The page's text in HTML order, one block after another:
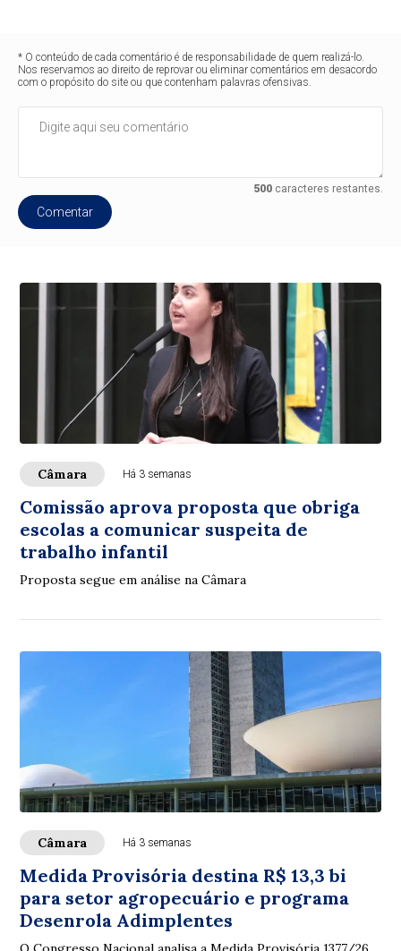
* O conteúdo de cada comentário é de responsabilidade de quem realizá-lo.
Nos reservamos ao direito de reprovar ou eliminar comentários em desacordo
com o propósito do site ou que contenham palavras ofensivas.
500caracteres restantes.
Comentar
Câmara Há 3 semanas
Comissão aprova proposta que obriga
escolas a comunicar suspeita de
trabalho infantil
Proposta segue em análise na Câmara
Câmara Há 3 semanas
Medida Provisória destina R$ 13,3 bi
para setor agropecuário e programa
Desenrola Adimplentes